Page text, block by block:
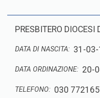
PRESBITERO DIOCESI
DATA DI NASCITA: 31-
DATA ORDINAZIONE: 20-
TELEFONO: 030